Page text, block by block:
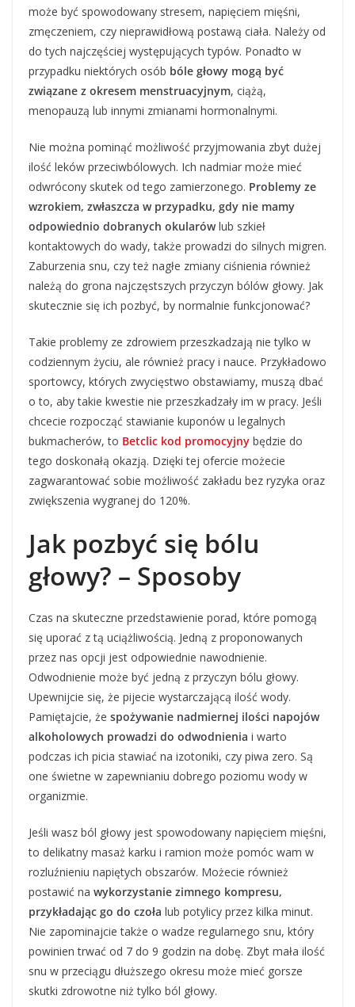
może być spowodowany stresem, napięciem mięśni,
zmęczeniem, czy nieprawidłową postawą ciała. Należy od
do tych najczęściej występujących typów. Ponadto w
przypadku niektórych osób bóle głowy mogą być
związane z okresem menstruacyjnym, ciążą,
menopauzą lub innymi zmianami hormonalnymi.
Nie można pominąć możliwość przyjmowania zbyt dużej
ilość leków przeciwbólowych. Ich nadmiar może mieć
odwrócony skutek od tego zamierzonego. Problemy ze
wzrokiem, zwłaszcza w przypadku, gdy nie mamy
odpowiednio dobranych okularówlub szkieł
kontaktowych do wady, także prowadzi do silnych migren.
Zaburzenia snu, czy też nagłe zmiany ciśnienia również
należą do grona najczęstszych przyczyn bólów głowy. Jak
skutecznie się ich pozbyć, by normalnie funkcjonować?
Takie problemy ze zdrowiem przeszkadzają nie tylko w
codziennym życiu, ale również pracy i nauce. Przykładowo
sportowcy, których zwycięstwo obstawiamy, muszą dbać
o to, aby takie kwestie nie przeszkadzały im w pracy. Jeśli
chcecie rozpocząć stawianie kuponów u legalnych
bukmacherów, to Betclic kod promocyjny będzie do
tego doskonałą okazją. Dzięki tej ofercie możecie
zagwarantować sobie możliwość zakładu bez ryzyka oraz
zwiększenia wygranej do 120%.
Jak pozbyć się bólu
głowy? – Sposoby
Czas na skuteczne przedstawienie porad, które pomogą
się uporać z tą uciążliwością. Jedną z proponowanych
przez nas opcji jest odpowiednie nawodnienie.
Odwodnienie może być jedną z przyczyn bólu głowy.
Upewnijcie się, że pijecie wystarczającą ilość wody.
Pamiętajcie, że spożywanie nadmiernej ilości napojów
alkoholowych prowadzi do odwodnienia i warto
podczas ich picia stawiać na izotoniki, czy piwa zero. Są
one świetne w zapewnianiu dobrego poziomu wody w
organizmie.
Jeśli wasz ból głowy jest spowodowany napięciem mięśni,
to delikatny masaż karku i ramion może pomóc wam w
rozluźnieniu napiętych obszarów. Możecie również
postawić na wykorzystanie zimnego kompresu,
przykładając go do czoła lub potylicy przez kilka minut.
Nie zapominajcie także o wadze regularnego snu, który
powinien trwać od 7 do 9 godzin na dobę. Zbyt mała ilość
snu w przeciągu dłuższego okresu może mieć gorsze
skutki zdrowotne niż tylko ból głowy.